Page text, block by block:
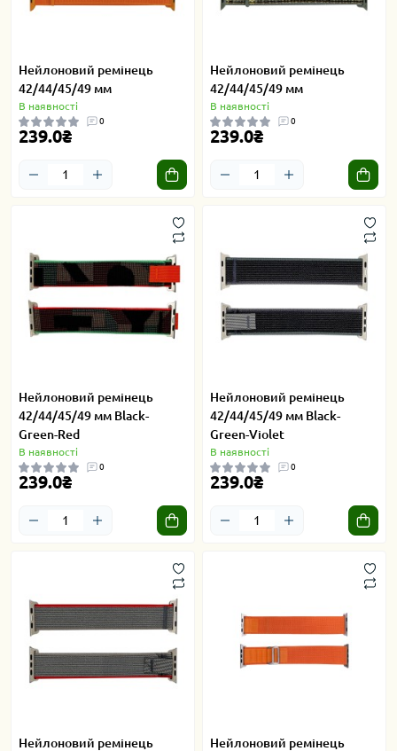
Нейлоновий ремінець
42/44/45/49 мм
В наявності
0
239.0₴
Нейлоновий ремінець
42/44/45/49 мм
В наявності
0
239.0₴
Нейлоновий ремінець
42/44/45/49 мм Black-
Green-Red
В наявності
0
239.0₴
Нейлоновий ремінець
42/44/45/49 мм Black-
Green-Violet
В наявності
0
239.0₴
Нейлоновий ремінець Нейлоновий ремінець